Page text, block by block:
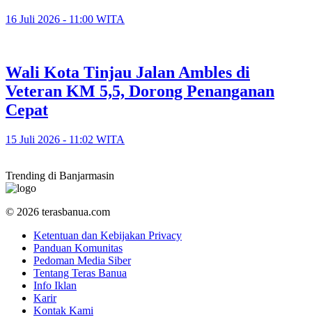
16 Juli 2026 - 11:00 WITA
​Wali Kota Tinjau Jalan Ambles di
Veteran KM 5,5, Dorong Penanganan
Cepat
15 Juli 2026 - 11:02 WITA
Trending di Banjarmasin
© 2026 terasbanua.com
Ketentuan dan Kebijakan Privacy
Panduan Komunitas
Pedoman Media Siber
Tentang Teras Banua
Info Iklan
Karir
Kontak Kami